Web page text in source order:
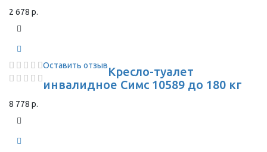
2 678 р.
Оставить отзывКресло-туалет
инвалидное Симс 10589 до 180 кг
8 778 р.